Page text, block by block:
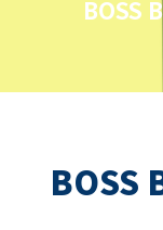
BOSS
BOSS